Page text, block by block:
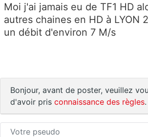
Moi j'ai jamais eu de TF1 HD
autres chaines en HD à LYON
un débit d'environ 7 M/s
Bonjour, avant de poster, veuillez
d'avoir pris connaissance des règles.